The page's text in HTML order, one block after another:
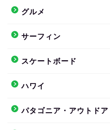
グルメ
サーフィン
スケートボード
ハワイ
パタゴニア・アウトドア